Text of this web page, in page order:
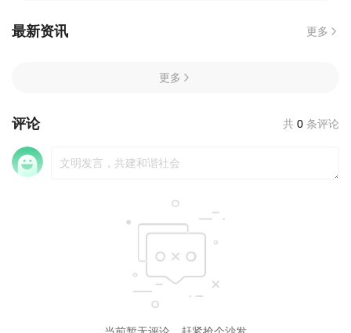
最新资讯 更多
更多
评论 共 0 条评论